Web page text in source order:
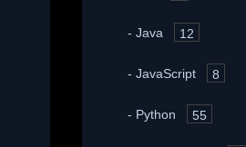
Java 12
JavaScript 8
Python 55